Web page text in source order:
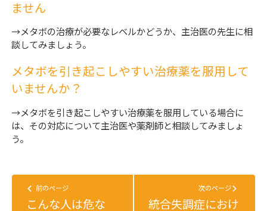
ません
→メタボの治療が必要なレベルかどうか、主治医の先生に相
談してみましょう。
メタボを引き起こしやすい治療薬を服用して
いませんか？
→メタボを引き起こしやすい治療薬を服用している場合に
は、その対応について主治医や薬剤師と相談してみましょ
う。
前のページ
こんな人は危な
次のページ
統合失調症におけ